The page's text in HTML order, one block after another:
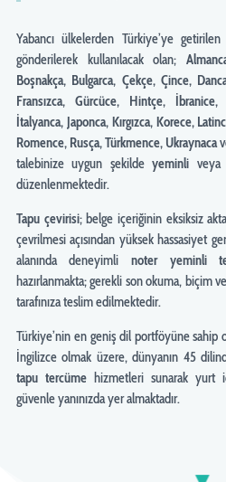
Yabancı ülkelerden Türkiye’ye
gönderilerek kullanılacak olan;
Boşnakça, Bulgarca, Çekçe, Çince,
Fransızca, Gürcüce, Hintçe,
İtalyanca, Japonca, Kırgızca, Korece,
Romence, Rusça, Türkmence, Ukraynaca
talebinize uygun şekildeyeminli veya
düzenlenmektedir.
Tapu çevirisi; belge içeriğinin eksiksiz
çevrilmesi açısından yüksek hassasiyet
alanında deneyimli noter yeminli
hazırlanmakta; gerekli son okuma, biçim
tarafınıza teslim edilmektedir.
Türkiye’nin en geniş dil portföyüne sahip
İngilizce olmak üzere, dünyanın 45
tapu tercüme hizmetleri sunarak yurt
güvenle yanınızda yer almaktadır.